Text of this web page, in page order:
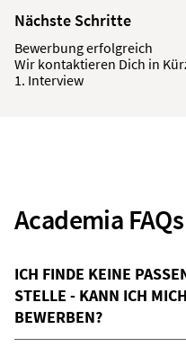
Nächste Schritte
Bewerbung erfolgreich
Wir kontaktieren Dich in
1. Interview
Academia FAQs
ICH FINDE KEINE
STELLE - KANN ICH
BEWERBEN?